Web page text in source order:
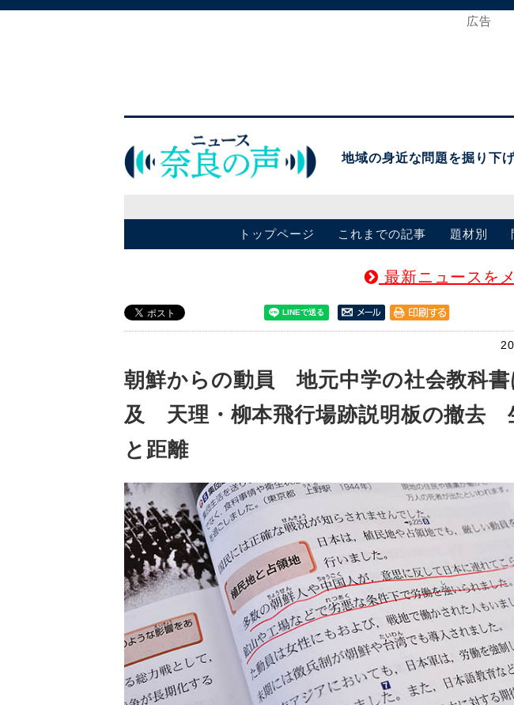
地域の身近な問題を掘り下
トップページ
これまでの記事 題材別
最新ニュースを
朝鮮からの動員 地元中学の社会教科書
及 天理・柳本飛行場跡説明板の撤去
と距離